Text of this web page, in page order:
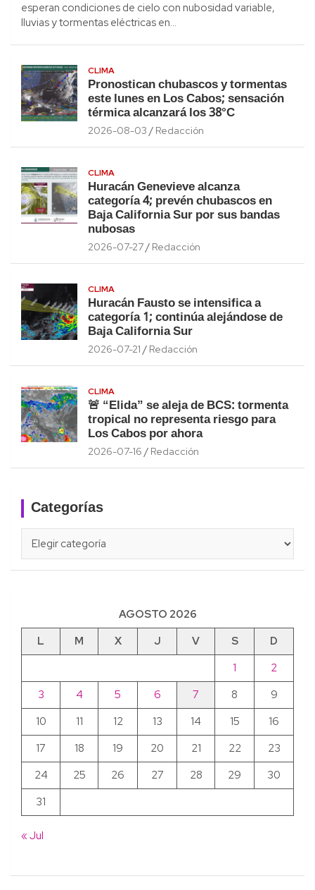
esperan condiciones de cielo con nubosidad variable,
lluvias y tormentas eléctricas en…
CLIMA
Pronostican chubascos y tormentas
este lunes en Los Cabos; sensación
térmica alcanzará los 38°C
2026-08-03 Redacción
CLIMA
Huracán Genevieve alcanza
categoría 4; prevén chubascos en
Baja California Sur por sus bandas
nubosas
2026-07-27 Redacción
CLIMA
Huracán Fausto se intensifica a
categoría 1; continúa alejándose de
Baja California Sur
2026-07-21 Redacción
CLIMA
🚨 “Elida” se aleja de BCS: tormenta
tropical no representa riesgo para
Los Cabos por ahora
2026-07-16 Redacción
Categorías
AGOSTO 2026
L
M X J V S
D
1
2
3
4 5 6 7 8
9
10
11 12 13 14 15
16
17
18 19 20 21 22
23
24
25 26 27 28 29
30
31
« Jul